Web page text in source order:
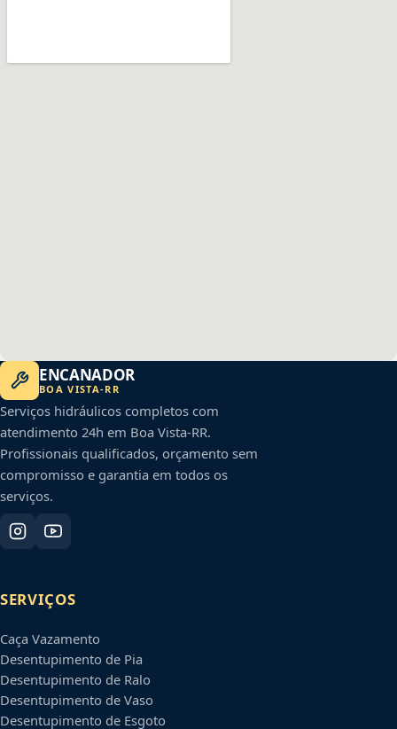
ENCANADOR
BOA VISTA-RR
Serviços hidráulicos completos com
atendimento 24h em Boa Vista-RR.
Profissionais qualificados, orçamento sem
compromisso e garantia em todos os
serviços.
SERVIÇOS
Caça Vazamento
Desentupimento de Pia
Desentupimento de Ralo
Desentupimento de Vaso
Desentupimento de Esgoto